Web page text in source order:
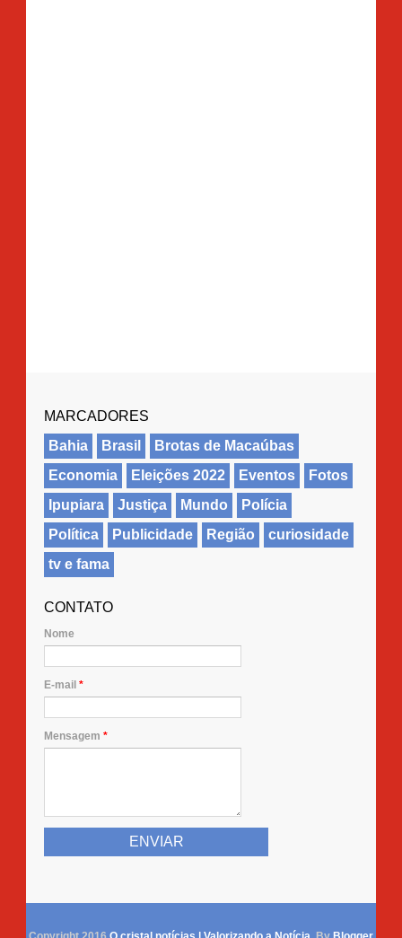
MARCADORES
Bahia
Brasil
Brotas de Macaúbas
Economia
Eleições 2022 Eventos
Fotos
Ipupiara
Justiça Mundo
Polícia
Política
Publicidade Região
curiosidade
tv e fama
CONTATO
Nome
E-mail *
Mensagem *